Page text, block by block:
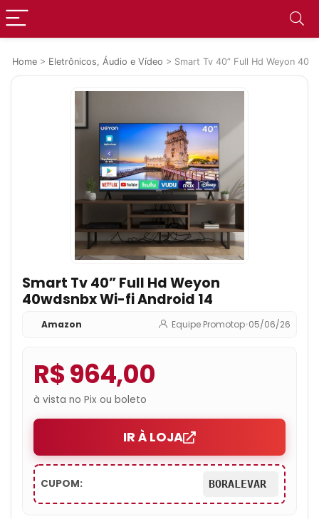
Home > Eletrônicos, Áudio e Vídeo > Smart Tv 40” Full Hd Weyon
Smart Tv 40” Full Hd Weyon
40wdsnbx Wi-fi Android 14
Amazon Equipe Promotop•05/06/26
R$ 964,00
à vista no Pix ou boleto
IR À LOJA
CUPOM: BORALEVAR